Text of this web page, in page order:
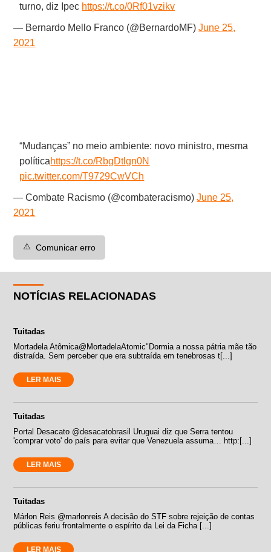
turno, diz Ipec https://t.co/0Rf01vzikv
— Bernardo Mello Franco (@BernardoMF)June 25,
2021
“Mudanças” no meio ambiente: novo ministro, mesma
políticahttps://t.co/RbgDtlgn0N
pic.twitter.com/T9729CwVCh
— Combate Racismo (@combateracismo)June 25,
2021
⚠️ Comunicar erro
NOTÍCIAS RELACIONADAS
Tuitadas
Mortadela Atômica‏@MortadelaAtomic"Dormia a nossa pátria mãe tão
distraída. Sem perceber que era subtraída em tenebrosas t[...]
LER MAIS
Tuitadas
Portal Desacato ‏@desacatobrasil Uruguai diz que Serra tentou
'comprar voto' do país para evitar que Venezuela assuma… http:[...]
LER MAIS
Tuitadas
Márlon Reis ‏@marlonreis A decisão do STF sobre rejeição de contas
públicas feriu frontalmente o espírito da Lei da Ficha [...]
LER MAIS